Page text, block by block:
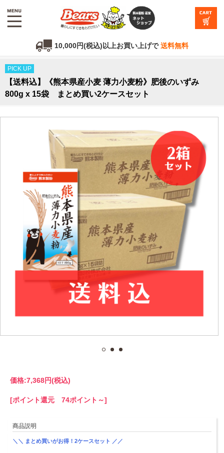
10,000円(税込)以上お買い上げで送料無料
PICK UP
【送料込】《熊本県産小麦 薄力小麦粉》肥後のいずみ
800g x 15袋 まとめ買い2ケースセット
価格:7,368円(税込)
[ポイント還元 74ポイント～]
商品説明
＼＼ まとめ買いがお得！2ケースセット ／／